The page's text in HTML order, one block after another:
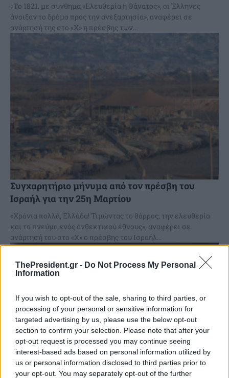
ThePresident.gr - Do Not Process My Personal
Information
If you wish to opt-out of the sale, sharing to third parties, or
processing of your personal or sensitive information for
targeted advertising by us, please use the below opt-out
section to confirm your selection. Please note that after your
opt-out request is processed you may continue seeing
interest-based ads based on personal information utilized by
us or personal information disclosed to third parties prior to
your opt-out. You may separately opt-out of the further
«Το 1821, με σύνθημα «Ελευθερία ή Θάνατος», οι Έλληνες
άνοιξαν το δρόμο προς την ανεξαρτησία», αναφέρει σε
ανάρτησή της στο «Χ» η πρέσβης των...
Συγχαρητήριο μήνυμα από τον πρέσβη του
Ισραήλ για την 25η Μαρτίου
«Χρόνια πολλά, Ελλάδα! Τιμώντας το θάρρος, την ελευθερία
και το πνεύμα ενός ανθεκτικού έθνους», αναφέρει σε
ανάρτησή του στο «Χ» ο πρέσβης του Ισραήλ...